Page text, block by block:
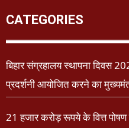
CATEGORIES
बिहार संग्रहालय स्थापना दिवस
प्रदर्शनी आयोजित करने का
21 हजार करोड़ रूपये के वित्त पोषण